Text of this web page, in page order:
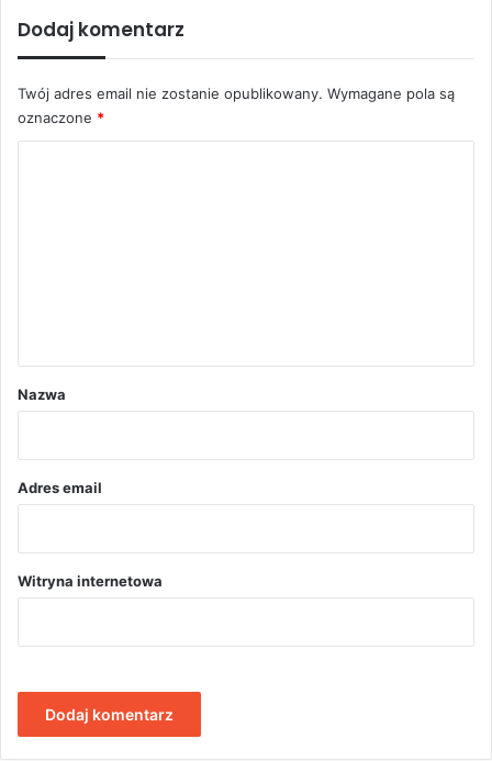
Dodaj komentarz
Twój adres email nie zostanie opublikowany. Wymagane pola są
oznaczone *
r
Nazwa
Adres email
Witryna internetowa